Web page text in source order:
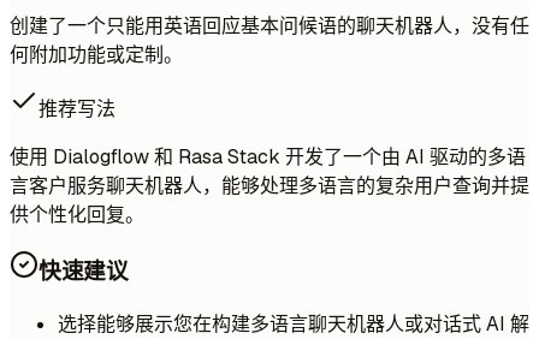
创建了一个只能用英语回应基本问候语的聊天机器人，没有任
何附加功能或定制。
推荐写法
使用 Dialogflow 和 Rasa Stack 开发了一个由 AI 驱动的多语
言客户服务聊天机器人，能够处理多语言的复杂用户查询并提
供个性化回复。
快速建议
选择能够展示您在构建多语言聊天机器人或对话式 AI 解